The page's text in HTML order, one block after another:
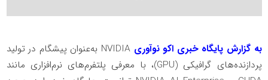
به گزارش پایگاه خبری اکو نوآوری
NVIDIA به‌عنوان پیشگام در تولید
پردازنده‌های گرافیکی (GPU)، با معرفی پلتفرم‌های نرم‌افزاری مانند